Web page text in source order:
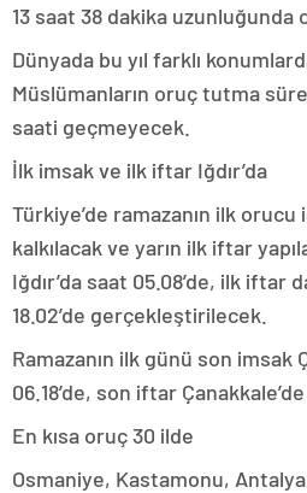
13 saat 38 dakika uzunluğunda
Dünyada bu yıl farklı
Müslümanların oruç tutma
saati geçmeyecek.
İlk imsak ve ilk iftar Iğdır’da
Türkiye’de ramazanın ilk
kalkılacak ve yarın ilk iftar
Iğdır’da saat 05.08’de, ilk iftar
18.02’de gerçekleştirilecek.
Ramazanın ilk günü son imsak
06.18’de, son iftar Çanakkale’de
En kısa oruç 30 ilde
Osmaniye, Kastamonu,